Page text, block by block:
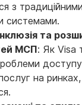
з традиційними
системами.
та
МСП: Як Visa
на